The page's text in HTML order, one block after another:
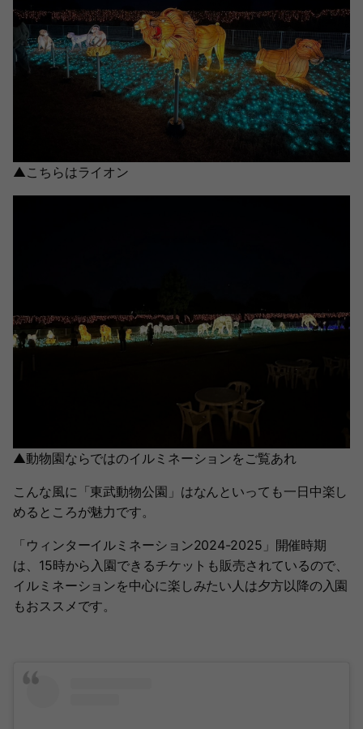
▲こちらはライオン
▲動物園ならではのイルミネーションをご覧あれ
こんな風に「東武動物公園」はなんといっても一日中楽し
めるところが魅力です。
「ウィンターイルミネーション2024-2025」開催時期
は、15時から入園できるチケットも販売されているので、
イルミネーションを中心に楽しみたい人は夕方以降の入園
もおススメです。